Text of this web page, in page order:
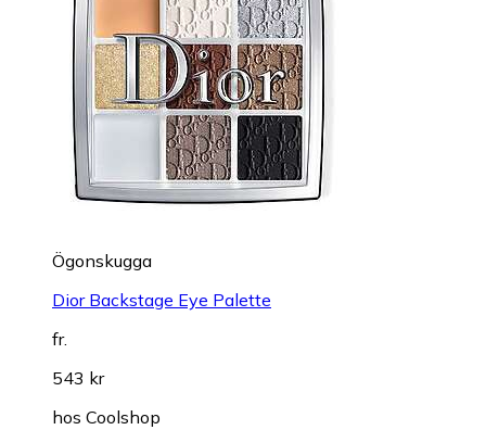
Ögonskugga
Dior Backstage Eye Palette
fr.
543 kr
hos Coolshop